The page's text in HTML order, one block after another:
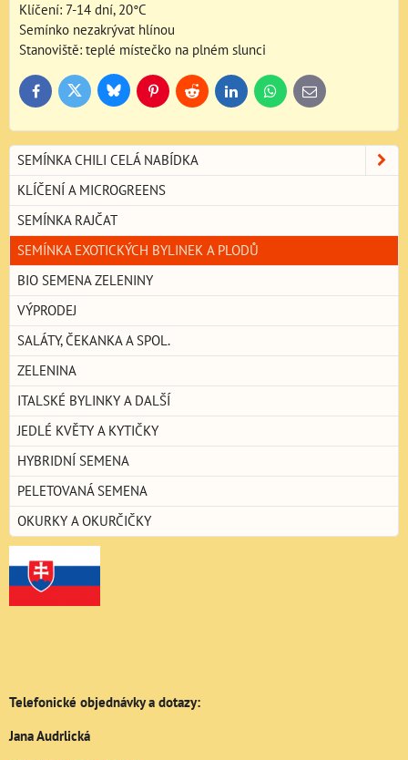
Klíčení: 7-14 dní, 20°C
Semínko nezakrývat hlínou
Stanoviště: teplé místečko na plném slunci
FacebookTwitter BlueskyPinterestReddit LinkedInWhatsApp
E-
mail
SEMÍNKA CHILI CELÁ NABÍDKA
KLÍČENÍ A MICROGREENS
SEMÍNKA RAJČAT
SEMÍNKA EXOTICKÝCH BYLINEK A PLODŮ
BIO SEMENA ZELENINY
VÝPRODEJ
SALÁTY, ČEKANKA A SPOL.
ZELENINA
ITALSKÉ BYLINKY A DALŠÍ
JEDLÉ KVĚTY A KYTIČKY
HYBRIDNÍ SEMENA
PELETOVANÁ SEMENA
OKURKY A OKURČIČKY
Telefonické objednávky a dotazy:
Jana Audrlická